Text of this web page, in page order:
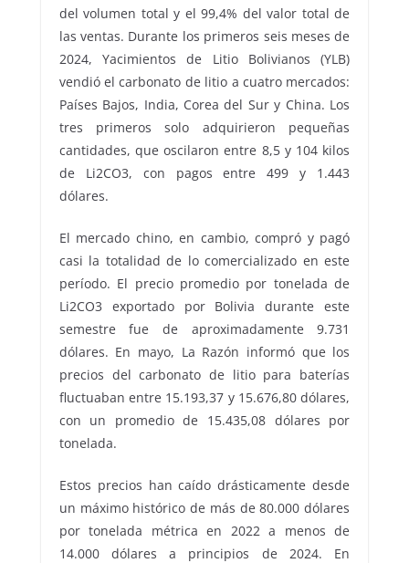
del volumen total y el 99,4% del valor total de
las ventas. Durante los primeros seis meses de
2024, Yacimientos de Litio Bolivianos (YLB)
vendió el carbonato de litio a cuatro mercados:
Países Bajos, India, Corea del Sur y China. Los
tres primeros solo adquirieron pequeñas
cantidades, que oscilaron entre 8,5 y 104 kilos
de Li2CO3, con pagos entre 499 y 1.443
dólares.
El mercado chino, en cambio, compró y pagó
casi la totalidad de lo comercializado en este
período. El precio promedio por tonelada de
Li2CO3 exportado por Bolivia durante este
semestre fue de aproximadamente 9.731
dólares. En mayo, La Razón informó que los
precios del carbonato de litio para baterías
fluctuaban entre 15.193,37 y 15.676,80 dólares,
con un promedio de 15.435,08 dólares por
tonelada.
Estos precios han caído drásticamente desde
un máximo histórico de más de 80.000 dólares
por tonelada métrica en 2022 a menos de
14.000 dólares a principios de 2024. En